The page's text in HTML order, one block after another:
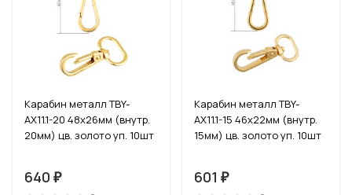
Карабин металл TBY-
AX11.1-20 48х26мм (внутр.
20мм) цв. золото уп. 10шт
640 ₽
Карабин металл TBY-
AX11.1-15 46х22мм (внутр.
15мм) цв. золото уп. 10шт
601 ₽